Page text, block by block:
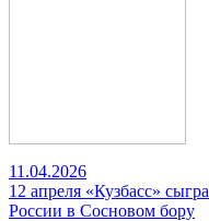
11.04.2026
12 апреля «Кузбасс»
России в Сосновом бору